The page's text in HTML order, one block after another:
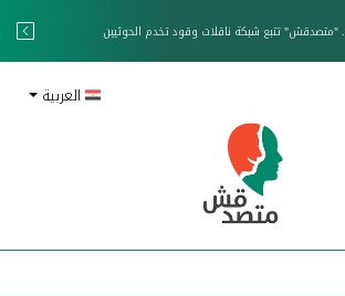
"متصدقش" تتبع شبكة ناقلات وقود تخدم الحوثيين
العربية